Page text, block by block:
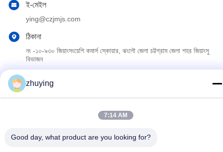
ই-মেইল
ying@czjmjs.com
ঠিকানা
নং -১০-৯৩০ জিয়াংসংয়েশি কমার্স স্কোয়ার, ঝংলৌ জেলা চট্টগ্রাম জেলা শহর জিয়াংসু
বিভাজন
Changzhou jisi cold chain technology Co.,ltd . সব সমস্ত অধিকার
zhuying
7:14 AM
Good day, what product are you looking for?